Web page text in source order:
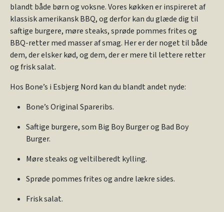
blandt både børn og voksne. Vores køkken er inspireret af
klassisk amerikansk BBQ, og derfor kan du glæde dig til
saftige burgere, møre steaks, sprøde pommes frites og
BBQ-retter med masser af smag. Her er der noget til både
dem, der elsker kød, og dem, der er mere til lettere retter
og frisk salat.
Hos Bone’s i Esbjerg Nord kan du blandt andet nyde:
Bone’s Original Spareribs.
Saftige burgere, som Big Boy Burger og Bad Boy
Burger.
Møre steaks og veltilberedt kylling.
Sprøde pommes frites og andre lækre sides.
Frisk salat.